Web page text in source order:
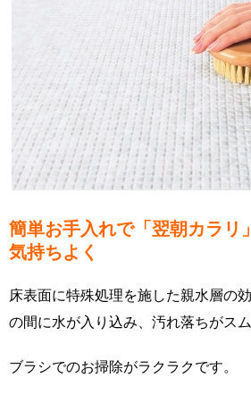
簡単お手入れで「翌朝カラリ
気持ちよく
床表面に特殊処理を施した親水層の
の間に水が入り込み、汚れ落ちがスム
ブラシでのお掃除がラクラクです。